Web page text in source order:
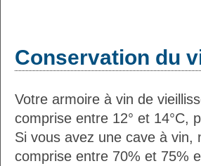
Conservation du
Votre armoire à vin de
comprise entre 12° et 14°C,
Si vous avez une cave à vin,
comprise entre 70% et 75%